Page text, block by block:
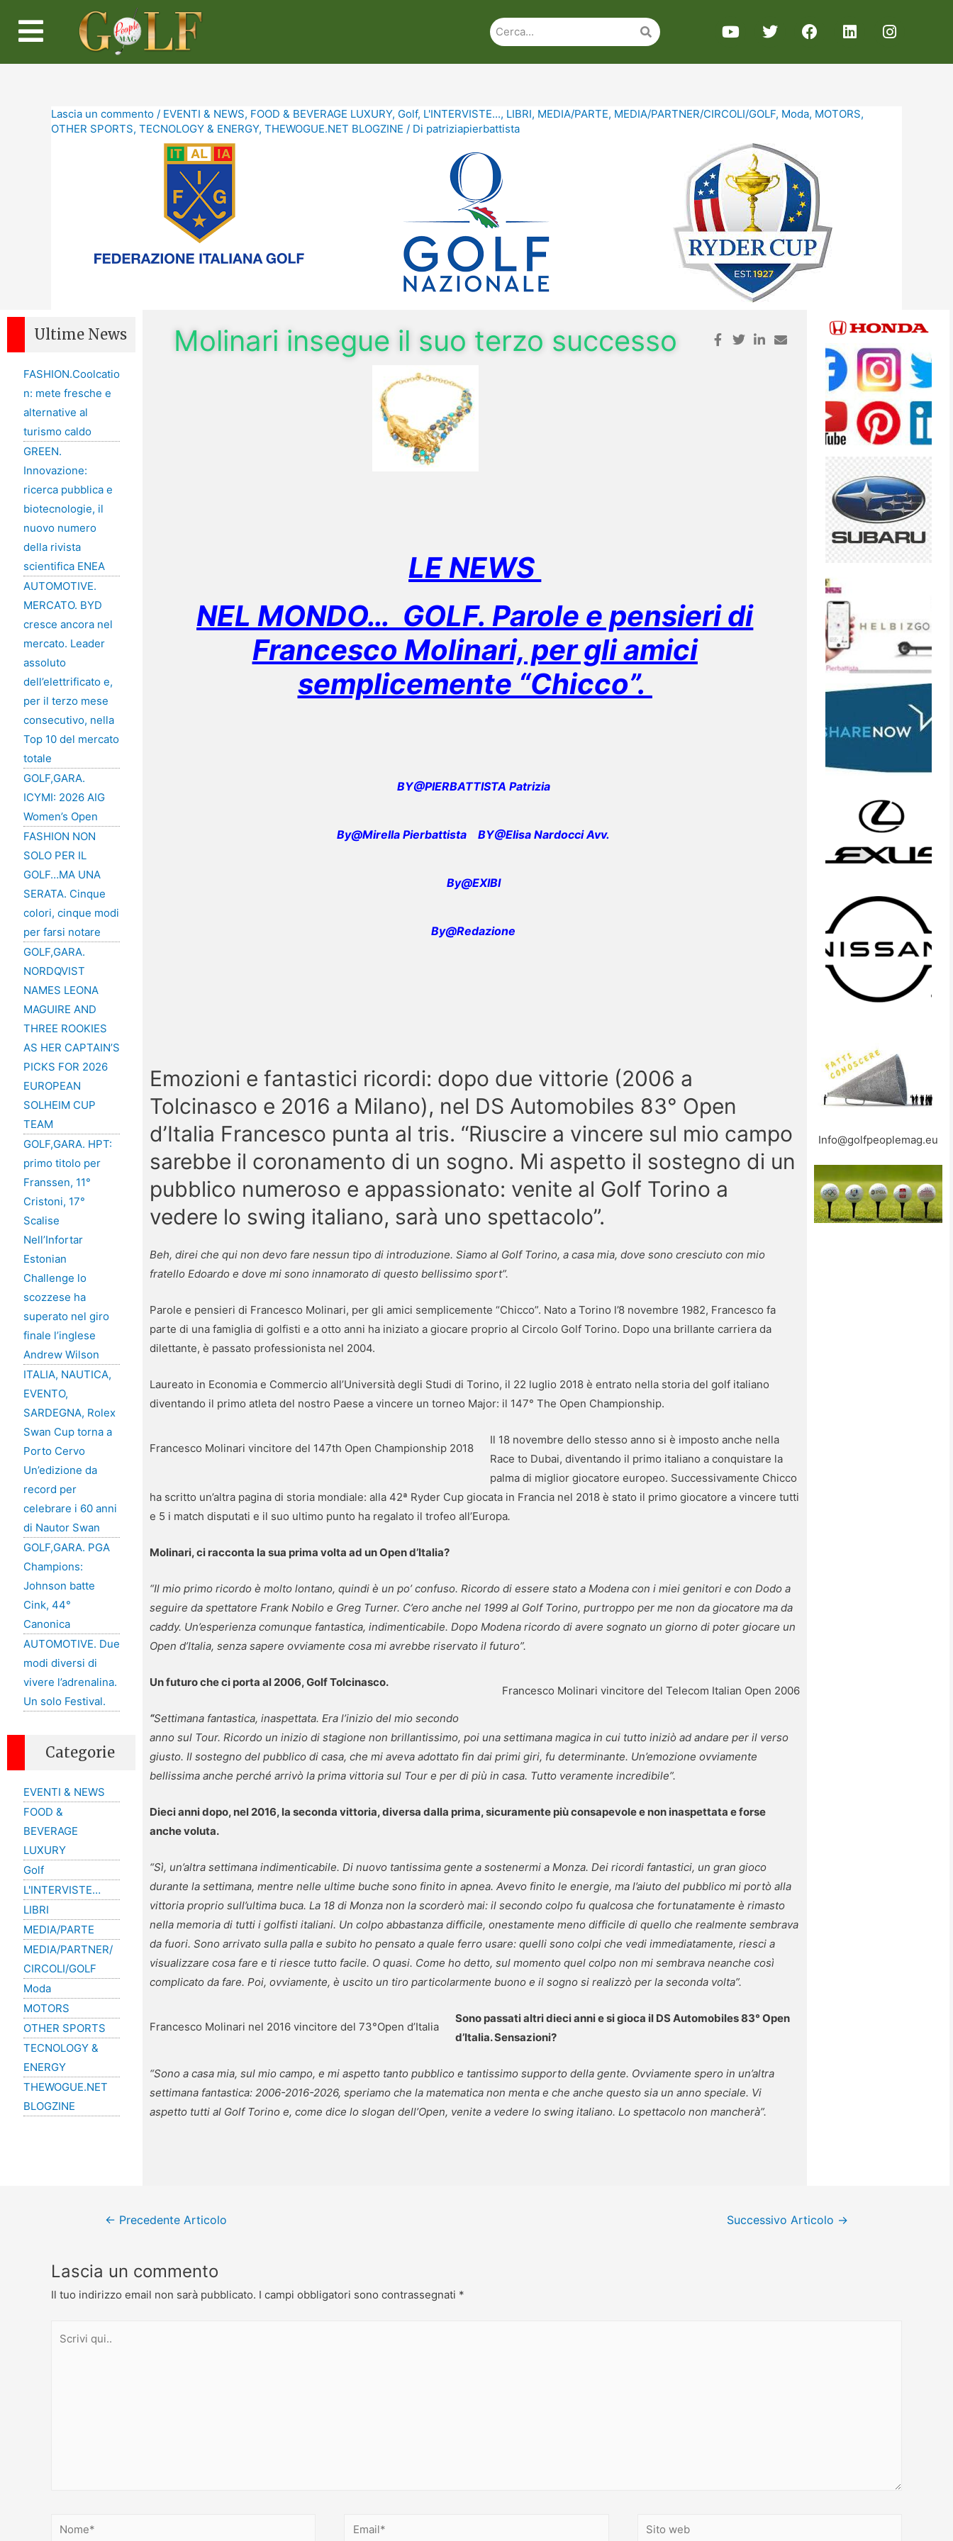
Lascia un commento / EVENTI & NEWS, FOOD & BEVERAGE LUXURY, Golf, L'INTERVISTE..., LIBRI, MEDIA/PARTE, MEDIA/PARTNER/CIRCOLI/GOLF, Moda, MOTORS,
OTHER SPORTS, TECNOLOGY & ENERGY, THEWOGUE.NET BLOGZINE / Di patriziapierbattista
Ultime News
FASHION.Coolcatio
n: mete fresche e
alternative al
turismo caldo
GREEN.
Innovazione:
ricerca pubblica e
biotecnologie, il
nuovo numero
della rivista
scientifica ENEA
AUTOMOTIVE.
MERCATO. BYD
cresce ancora nel
mercato. Leader
assoluto
dell’elettrificato e,
per il terzo mese
consecutivo, nella
Top 10 del mercato
totale
GOLF,GARA.
ICYMI: 2026 AIG
Women’s Open
FASHION NON
SOLO PER IL
GOLF…MA UNA
SERATA. Cinque
colori, cinque modi
per farsi notare
GOLF,GARA.
NORDQVIST
NAMES LEONA
MAGUIRE AND
THREE ROOKIES
AS HER CAPTAIN’S
PICKS FOR 2026
EUROPEAN
SOLHEIM CUP
TEAM
GOLF,GARA. HPT:
primo titolo per
Franssen, 11°
Cristoni, 17°
Scalise
Nell’Infortar
Estonian
Challenge lo
scozzese ha
superato nel giro
finale l’inglese
Andrew Wilson
ITALIA, NAUTICA,
EVENTO,
SARDEGNA, Rolex
Swan Cup torna a
Porto Cervo
Un’edizione da
record per
celebrare i 60 anni
di Nautor Swan
GOLF,GARA. PGA
Champions:
Johnson batte
Cink, 44°
Canonica
AUTOMOTIVE. Due
modi diversi di
vivere l’adrenalina.
Un solo Festival.
Categorie
EVENTI & NEWS
FOOD &
BEVERAGE
LUXURY
Golf
L'INTERVISTE…
LIBRI
MEDIA/PARTE
MEDIA/PARTNER/
CIRCOLI/GOLF
Moda
MOTORS
OTHER SPORTS
TECNOLOGY &
ENERGY
THEWOGUE.NET
BLOGZINE
Molinari insegue il suo terzo successo
LE NEWS
NEL MONDO… GOLF. Parole e pensieri di
Francesco Molinari, per gli amici
semplicemente “Chicco”.
BY@PIERBATTISTA Patrizia
By@Mirella PierbattistaBY@Elisa Nardocci Avv.
By@EXIBI
By@Redazione
Emozioni e fantastici ricordi: dopo due vittorie (2006 a
Tolcinasco e 2016 a Milano), nel DS Automobiles 83° Open
d’Italia Francesco punta al tris. “Riuscire a vincere sul mio campo
sarebbe il coronamento di un sogno. Mi aspetto il sostegno di un
pubblico numeroso e appassionato: venite al Golf Torino a
vedere lo swing italiano, sarà uno spettacolo”.
Beh, direi che qui non devo fare nessun tipo di introduzione. Siamo al Golf Torino, a casa mia, dove sono cresciuto con mio
fratello Edoardo e dove mi sono innamorato di questo bellissimo sport”.
Parole e pensieri di Francesco Molinari, per gli amici semplicemente “Chicco”. Nato a Torino l’8 novembre 1982, Francesco fa
parte di una famiglia di golfisti e a otto anni ha iniziato a giocare proprio al Circolo Golf Torino. Dopo una brillante carriera da
dilettante, è passato professionista nel 2004.
Laureato in Economia e Commercio all’Università degli Studi di Torino, il 22 luglio 2018 è entrato nella storia del golf italiano
diventando il primo atleta del nostro Paese a vincere un torneo Major: il 147° The Open Championship.
Francesco Molinari vincitore del 147th Open Championship 2018
Il 18 novembre dello stesso anno si è imposto anche nella
Race to Dubai, diventando il primo italiano a conquistare la
palma di miglior giocatore europeo. Successivamente Chicco
ha scritto un’altra pagina di storia mondiale: alla 42ª Ryder Cup giocata in Francia nel 2018 è stato il primo giocatore a vincere tutti
e 5 i match disputati e il suo ultimo punto ha regalato il trofeo all’Europa.
Molinari, ci racconta la sua prima volta ad un Open d’Italia?
“Il mio primo ricordo è molto lontano, quindi è un po’ confuso. Ricordo di essere stato a Modena con i miei genitori e con Dodo a
seguire da spettatore Frank Nobilo e Greg Turner. C’ero anche nel 1999 al Golf Torino, purtroppo per me non da giocatore ma da
caddy. Un’esperienza comunque fantastica, indimenticabile. Dopo Modena ricordo di avere sognato un giorno di poter giocare un
Open d’Italia, senza sapere ovviamente cosa mi avrebbe riservato il futuro”.
Francesco Molinari vincitore del Telecom Italian Open 2006
Un futuro che ci porta al 2006, Golf Tolcinasco.
“Settimana fantastica, inaspettata. Era l’inizio del mio secondo
anno sul Tour. Ricordo un inizio di stagione non brillantissimo, poi una settimana magica in cui tutto iniziòad andare per il verso
giusto. Il sostegno del pubblico di casa, che mi aveva adottato fin dai primi giri, fu determinante. Un’emozione ovviamente
bellissima anche perché arrivò la prima vittoria sul Tour e per di più in casa. Tutto veramente incredibile”.
Dieci anni dopo, nel 2016, la seconda vittoria, diversa dalla prima, sicuramente più consapevole e non inaspettata e forse
anche voluta.
“Sì, un’altra settimana indimenticabile. Di nuovo tantissima gente a sostenermi a Monza. Dei ricordi fantastici, un gran gioco
durante la settimana, mentre nelle ultime buche sono finito in apnea. Avevo finito le energie, ma l’aiuto del pubblico mi portò alla
vittoria proprio sull’ultima buca. La 18 di Monza non la scorderò mai: il secondo colpo fu qualcosa che fortunatamente è rimasto
nella memoria di tutti i golfisti italiani. Un colpo abbastanza difficile, onestamente meno difficile di quello che realmente sembrava
da fuori. Sono arrivato sulla palla e subito ho pensato a quale ferro usare: quelli sono colpi che vedi immediatamente, riesci a
visualizzare cosa fare e ti riesce tutto facile. O quasi. Come ho detto, sul momento quel colpo non mi sembrava neanche così
complicato da fare. Poi, ovviamente, è uscito un tiro particolarmente buono e il sogno si realizzò per la seconda volta”.
Francesco Molinari nel 2016 vincitore del 73°Open d’Italia
Sono passati altri dieci anni e si gioca il DS Automobiles 83° Open
d’Italia. Sensazioni?
“Sono a casa mia, sul mio campo, e mi aspetto tanto pubblico e tantissimo supporto della gente. Ovviamente spero in un’altra
settimana fantastica: 2006-2016-2026, speriamo che la matematica non menta e che anche questo sia un anno speciale. Vi
aspetto tutti al Golf Torino e, come dice lo slogan dell’Open, venite a vedere lo swing italiano. Lo spettacolo non mancherà”.
Info@golfpeoplemag.eu
← Precedente Articolo Successivo Articolo →
Lascia un commento
Il tuo indirizzo email non sarà pubblicato. I campi obbligatori sono contrassegnati *